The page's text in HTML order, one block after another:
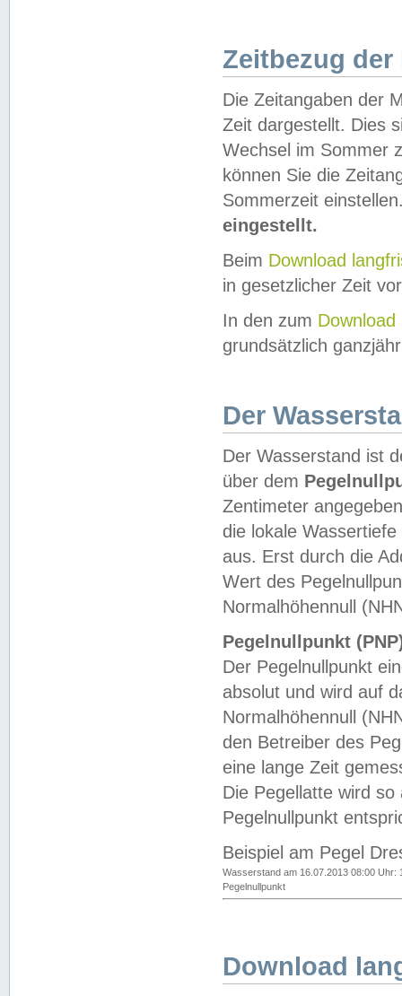
Zeitbezug der
Die Zeitangaben der
Zeit dargestellt. Dies
Wechsel im Sommer
können Sie die
Sommerzeit
eingestellt.
Beim Download
in gesetzlicher Zeit
In den zum Download
grundsätzlich
Der
Der Wasserstand ist
über dem
Zentimeter
die lokale
aus. Erst durch die
Wert des
Normalhöhennull
Pegelnullpunkt
Der Pegelnullpunkt
absolut und wird auf
Normalhöhennull
den Betreiber des
eine lange Zeit
Die Pegellatte wird
Pegelnullpunkt
Beispiel am Pegel
Wasserstand am 16.07.2013 08:00 Uhr:
Pegelnullpunkt
Download